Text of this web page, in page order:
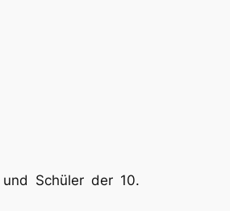
und Schüler der 10.